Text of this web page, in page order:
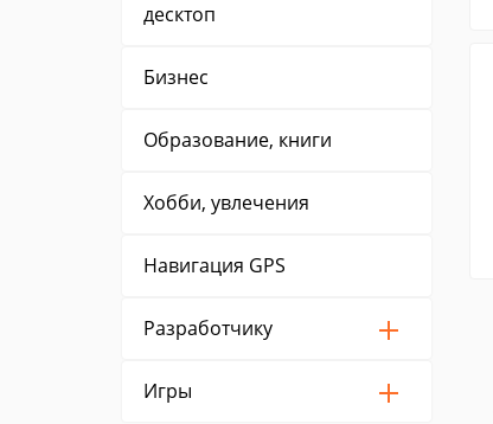
десктоп
Бизнес
Образование, книги
Хобби, увлечения
Навигация GPS
Разработчику
Игры